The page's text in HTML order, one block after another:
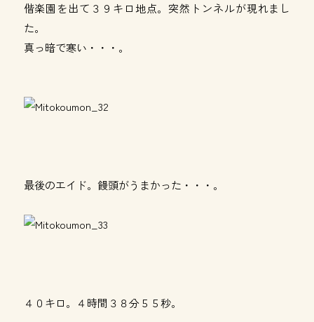
偕楽園を出て３９キロ地点。突然トンネルが現れまし
た。
真っ暗で寒い・・・。
最後のエイド。饅頭がうまかった・・・。
４０キロ。４時間３８分５５秒。